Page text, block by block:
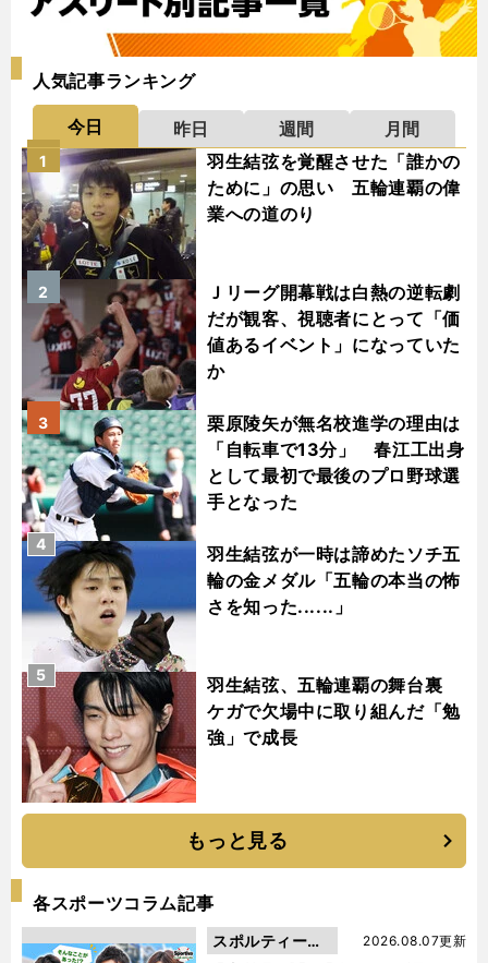
人気記事ランキング
今日 昨日 週間
月間
羽生結弦を覚醒させた「誰かの
ために」の思い 五輪連覇の偉
業への道のり
1
Ｊリーグ開幕戦は白熱の逆転劇
だが観客、視聴者にとって「価
値あるイベント」になっていた
か
2
栗原陵矢が無名校進学の理由は
「自転車で13分」 春江工出身
として最初で最後のプロ野球選
手となった
3
羽生結弦が一時は諦めたソチ五
輪の金メダル「五輪の本当の怖
さを知った......」
4
羽生結弦、五輪連覇の舞台裏
ケガで欠場中に取り組んだ「勉
強」で成長
5
もっと見る
各スポーツコラム記事
2026.08.07更新
スポルティーバ